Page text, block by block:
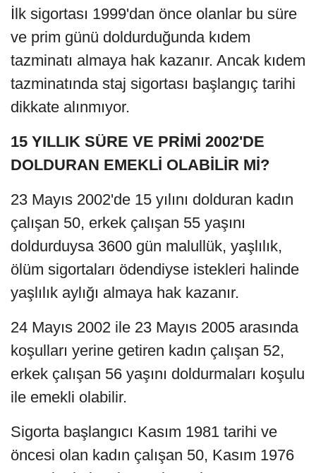
İlk sigortası 1999'dan önce olanlar bu süre
ve prim günü doldurduğunda kıdem
tazminatı almaya hak kazanır. Ancak kıdem
tazminatında staj sigortası başlangıç tarihi
dikkate alınmıyor.
15 YILLIK SÜRE VE PRİMİ 2002'DE
DOLDURAN EMEKLİ OLABİLİR Mİ?
23 Mayıs 2002'de 15 yılını dolduran kadın
çalışan 50, erkek çalışan 55 yaşını
doldurduysa 3600 gün malullük, yaşlılık,
ölüm sigortaları ödendiyse istekleri halinde
yaşlılık aylığı almaya hak kazanır.
24 Mayıs 2002 ile 23 Mayıs 2005 arasında
koşulları yerine getiren kadın çalışan 52,
erkek çalışan 56 yaşını doldurmaları koşulu
ile emekli olabilir.
Sigorta başlangıcı Kasım 1981 tarihi ve
öncesi olan kadın çalışan 50, Kasım 1976